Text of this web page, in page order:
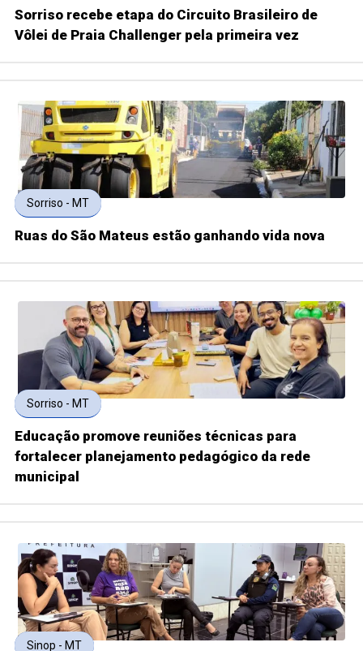
Sorriso recebe etapa do Circuito Brasileiro de
Vôlei de Praia Challenger pela primeira vez
Sorriso - MT
Ruas do São Mateus estão ganhando vida nova
Sorriso - MT
Educação promove reuniões técnicas para
fortalecer planejamento pedagógico da rede
municipal
Sinop - MT